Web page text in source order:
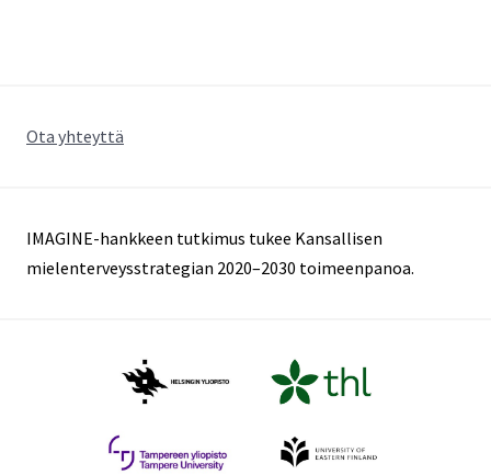
Ota yhteyttä
IMAGINE-hankkeen tutkimus tukee Kansallisen
mielenterveysstrategian 2020–2030 toimeenpanoa.